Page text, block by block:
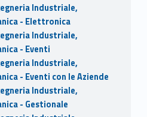
Industriale,
- Elettronica
Industriale,
- Eventi
Industriale,
- Eventi con le Aziende
Industriale,
- Gestionale